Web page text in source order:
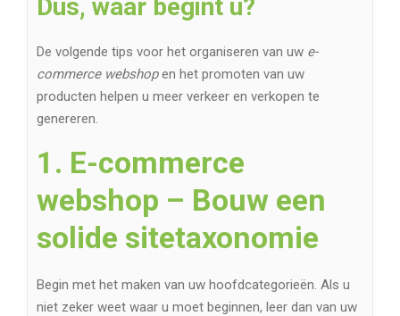
Dus, waar begint u?
De volgende tips voor het organiseren van uw e-
commerce webshopen het promoten van uw
producten helpen u meer verkeer en verkopen te
genereren.
1. E-commerce
webshop – Bouw een
solide sitetaxonomie
Begin met het maken van uw hoofdcategorieën. Als u
niet zeker weet waar u moet beginnen, leer dan van uw